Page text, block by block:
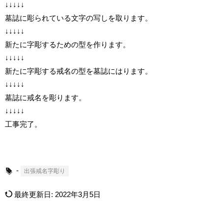
↓↓↓↓↓
墓誌に彫られている文字の写しを取ります。
↓↓↓↓↓
新たに字彫するための型を作ります。
↓↓↓↓↓
新たに字彫する戒名の型を墓誌にはります。
↓↓↓↓↓
墓誌に戒名を彫ります。
↓↓↓↓↓
工事完了。
- 出張戒名字彫り
最終更新日: 2022年3月5日